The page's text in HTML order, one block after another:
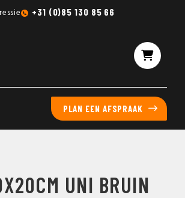
mogelijk+31 (0)85 130 85 66
PLAN EEN AFSPRAAK
UNI BRUIN